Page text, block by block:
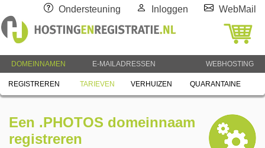
Ondersteuning Inloggen WebMail
DOMEINNAMEN E-MAILADRESSEN WEBHOSTING
REGISTREREN TARIEVEN VERHUIZEN QUARANTAINE
Een .PHOTOS domeinnaam
registreren